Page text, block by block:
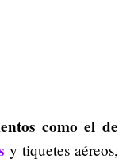
como el de
y tiquetes aéreos,